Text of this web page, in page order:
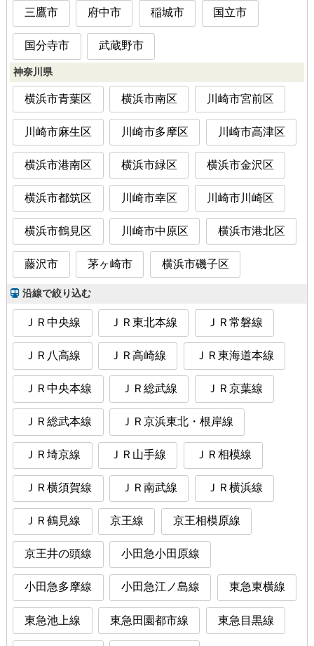
三鷹市 府中市 稲城市 国立市
国分寺市 武蔵野市
神奈川県
横浜市青葉区 横浜市南区 川崎市宮前区
川崎市麻生区 川崎市多摩区 川崎市高津区
横浜市港南区 横浜市緑区 横浜市金沢区
横浜市都筑区 川崎市幸区 川崎市川崎区
横浜市鶴見区 川崎市中原区 横浜市港北区
藤沢市 茅ヶ崎市 横浜市磯子区
沿線で絞り込む
ＪＲ中央線 ＪＲ東北本線 ＪＲ常磐線
ＪＲ八高線 ＪＲ高崎線 ＪＲ東海道本線
ＪＲ中央本線 ＪＲ総武線 ＪＲ京葉線
ＪＲ総武本線 ＪＲ京浜東北・根岸線
ＪＲ埼京線 ＪＲ山手線 ＪＲ相模線
ＪＲ横須賀線 ＪＲ南武線 ＪＲ横浜線
ＪＲ鶴見線 京王線 京王相模原線
京王井の頭線 小田急小田原線
小田急多摩線 小田急江ノ島線 東急東横線
東急池上線 東急田園都市線 東急目黒線